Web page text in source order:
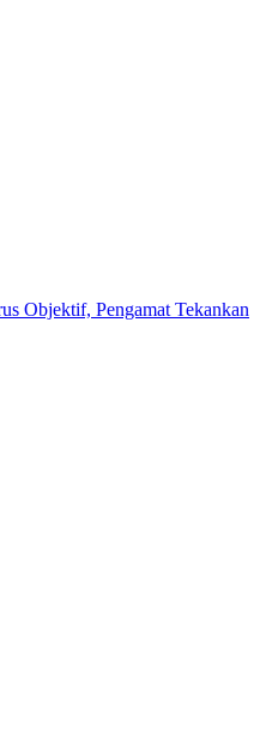
Objektif, Pengamat Tekankan